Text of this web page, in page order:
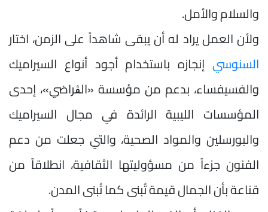
والسلام والأمل.
ولأن العمل يراد له أن يبقى شاهداً على الزمن، اختار
السنوسي إنجازه باستخدام أجود أنواع السيراميك
والفسيفساء، بدعم من مؤسسة «الڨراضي»، إحدى
المؤسسات الليبية الرائدة في مجال السيراميك
والبورسلين والمواد الصحية، والتي جعلت من دعم
الفنون جزءاً من مسؤوليتها الثقافية، انطلاقاً من
قناعة بأن الجمال قيمة تُبنى كما تُبنى المدن.